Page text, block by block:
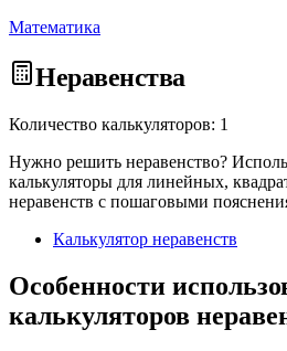
Математика
Неравенства
Количество калькуляторов: 1
Нужно решить неравенство?
калькуляторы для линейных,
неравенств с пошаговыми
Калькулятор неравенств
Особенности
калькуляторов